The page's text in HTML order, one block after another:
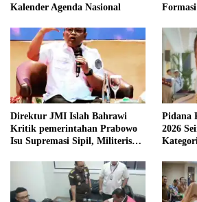
Kalender Agenda Nasional
Direktur JMI Islah Bahrawi
Kritik pemerintahan Prabowo
Isu Supremasi Sipil, Militerisasi,
Pidana
2026